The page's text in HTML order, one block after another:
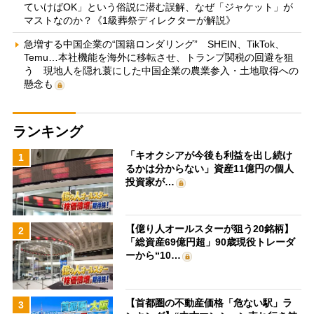
ていけばOK」という俗説に潜む誤解、なぜ「ジャケット」が
マストなのか？《1級葬祭ディレクターが解説》
急増する中国企業の“国籍ロンダリング” SHEIN、TikTok、
Temu…本社機能を海外に移転させ、トランプ関税の回避を狙
う 現地人を隠れ蓑にした中国企業の農業参入・土地取得への
懸念も
ランキング
1
「キオクシアが今後も利益を出し続け
るかは分からない」資産11億円の個人
投資家が…
2
【億り人オールスターが狙う20銘柄】
「総資産69億円超」90歳現役トレーダ
ーから“10…
3
【首都圏の不動産価格「危ない駅」ラ